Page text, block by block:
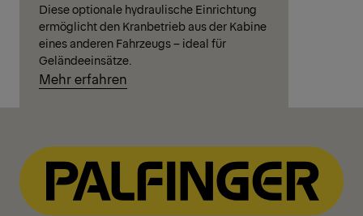
Diese optionale hydraulische Einrichtung
ermöglicht den Kranbetrieb aus der Kabine
eines anderen Fahrzeugs – ideal für
Geländeeinsätze.
Mehr erfahren